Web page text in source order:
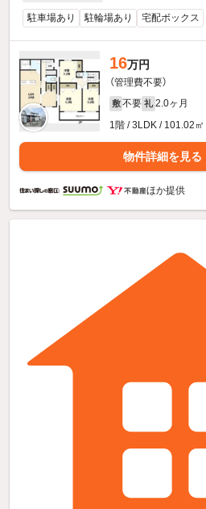
駐車場あり 駐輪場あり 宅配ボックス
16万円
（管理費不要）
敷 不要 礼 2.0ヶ月
1階 / 3LDK / 101.02㎡
物件詳細を見る
ほか提供